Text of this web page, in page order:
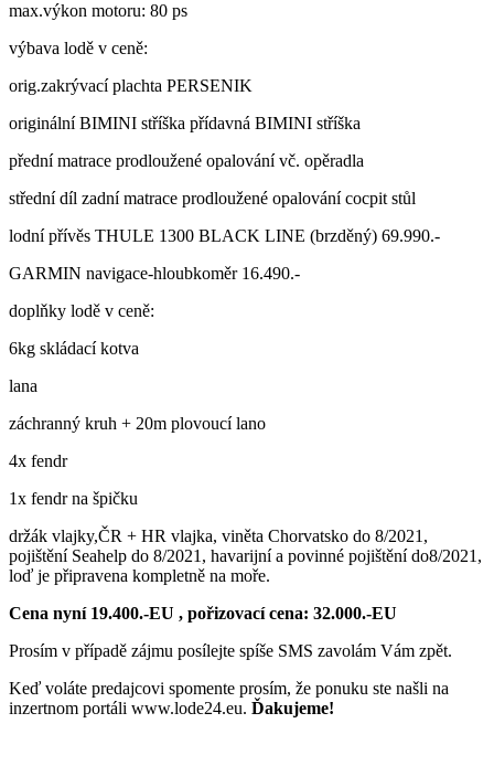
max.výkon motoru: 80 ps
výbava lodě v ceně:
orig.zakrývací plachta PERSENIK
originální BIMINI stříška přídavná BIMINI stříška
přední matrace prodloužené opalování vč. opěradla
střední díl zadní matrace prodloužené opalování cocpit stůl
lodní přívěs THULE 1300 BLACK LINE (brzděný) 69.990.-
GARMIN navigace-hloubkoměr 16.490.-
doplňky lodě v ceně:
6kg skládací kotva
lana
záchranný kruh + 20m plovoucí lano
4x fendr
1x fendr na špičku
držák vlajky,ČR + HR vlajka, viněta Chorvatsko do 8/2021,
pojištění Seahelp do 8/2021, havarijní a povinné pojištění do8/2021,
loď je připravena kompletně na moře.
Cena nyní 19.400.-EU , pořizovací cena: 32.000.-EU
Prosím v případě zájmu posílejte spíše SMS zavolám Vám zpět.
Keď voláte predajcovi spomente prosím, že ponuku ste našli na
inzertnom portáli www.lode24.eu. Ďakujeme!